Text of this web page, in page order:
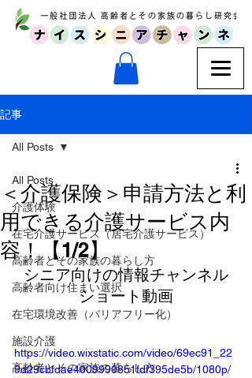
記事
All Posts
介護体験
在宅介護サービス（居宅介護サービス）
高齢者とその家族の暮らし方
高齢者向け住まい選択
在宅環境改善（バリアフリー化）
施設介護
高齢者とその家族の暮らし方
All Posts
＜介護保険＞申請方法と利
用できる介護サービス内
容！【1/2】
シニア向けの情報チャンネル
ショート動画
https://video.wixstatic.com/video/69ec91_22
9d29cbfdae4009990851fdf395de5b/1080p/